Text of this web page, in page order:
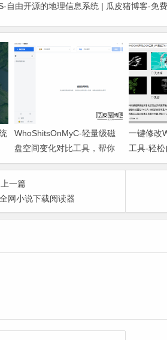
自由开源的地理信息系统 | 瓜皮猪博客-免
WhoShitsOnMyC-轻量级磁
盘空间变化对比工具，帮你
找出“吃掉”空间的罪魁祸首
一键修改
工具-轻
面
上一篇
网小说下载阅读器